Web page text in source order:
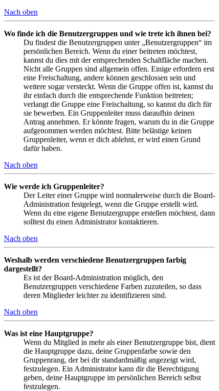
Nach oben
Wo finde ich die Benutzergruppen und wie trete ich ihnen bei?
Du findest die Benutzergruppen unter „Benutzergruppen“ im
persönlichen Bereich. Wenn du einer beitreten möchtest,
kannst du dies mit der entsprechenden Schaltfläche machen.
Nicht alle Gruppen sind allgemein offen. Einige erfordern erst
eine Freischaltung, andere können geschlossen sein und
weitere sogar versteckt. Wenn die Gruppe offen ist, kannst du
ihr einfach durch die entsprechende Funktion beitreten;
verlangt die Gruppe eine Freischaltung, so kannst du dich für
sie bewerben. Ein Gruppenleiter muss daraufhin deinen
Antrag annehmen. Er könnte fragen, warum du in die Gruppe
aufgenommen werden möchtest. Bitte belästige keinen
Gruppenleiter, wenn er dich ablehnt, er wird einen Grund
dafür haben.
Nach oben
Wie werde ich Gruppenleiter?
Der Leiter einer Gruppe wird normalerweise durch die Board-
Administration festgelegt, wenn die Gruppe erstellt wird.
Wenn du eine eigene Benutzergruppe erstellen möchtest, dann
solltest du einen Administrator kontaktieren.
Nach oben
Weshalb werden verschiedene Benutzergruppen farbig
dargestellt?
Es ist der Board-Administration möglich, den
Benutzergruppen verschiedene Farben zuzuteilen, so dass
deren Mitglieder leichter zu identifizieren sind.
Nach oben
Was ist eine Hauptgruppe?
Wenn du Mitglied in mehr als einer Benutzergruppe bist, dient
die Hauptgruppe dazu, deine Gruppenfarbe sowie den
Gruppenrang, der bei dir standardmäßig angezeigt wird,
festzulegen. Ein Administrator kann dir die Berechtigung
geben, deine Hauptgruppe im persönlichen Bereich selbst
festzulegen.